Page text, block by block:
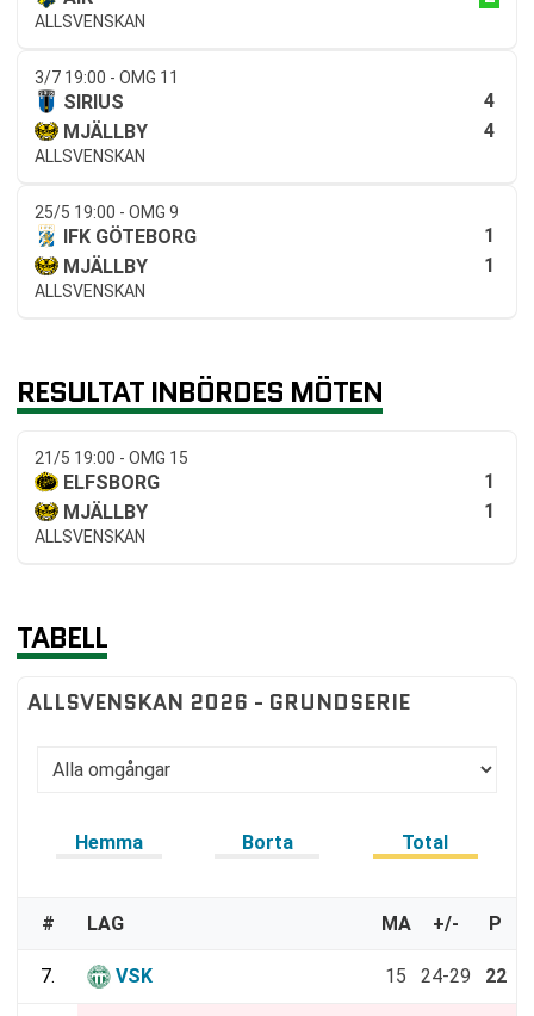
ALLSVENSKAN
3/7 19:00 - OMG 11
SIRIUS
4
MJÄLLBY
4
ALLSVENSKAN
25/5 19:00 - OMG 9
IFK GÖTEBORG
1
MJÄLLBY
1
ALLSVENSKAN
RESULTAT INBÖRDES MÖTEN
21/5 19:00 - OMG 15
ELFSBORG
1
MJÄLLBY
1
ALLSVENSKAN
TABELL
ALLSVENSKAN 2026 - GRUNDSERIE
Hemma Borta Total
# LAG MA +/- P
7. VSK 15 24-29 22